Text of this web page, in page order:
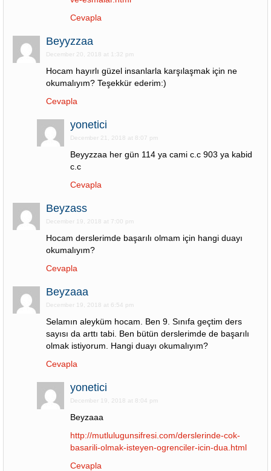
Cevapla
Beyyzzaa
December 20, 2018 at 1:32 pm
Hocam hayırlı güzel insanlarla karşılaşmak için ne
okumalıyım? Teşekkür ederim:)
Cevapla
yonetici
December 21, 2018 at 8:07 pm
Beyyzzaa her gün 114 ya cami c.c 903 ya kabid
c.c
Cevapla
Beyzass
December 19, 2018 at 7:00 pm
Hocam derslerimde başarılı olmam için hangi duayı
okumalıyım?
Cevapla
Beyzaaa
December 19, 2018 at 6:54 pm
Selamın aleyküm hocam. Ben 9. Sınıfa geçtim ders
sayısı da arttı tabi. Ben bütün derslerimde de başarılı
olmak istiyorum. Hangi duayı okumalıyım?
Cevapla
yonetici
December 19, 2018 at 8:04 pm
Beyzaaa
http://mutlulugunsifresi.com/derslerinde-cok-
basarili-olmak-isteyen-ogrenciler-icin-dua.html
Cevapla